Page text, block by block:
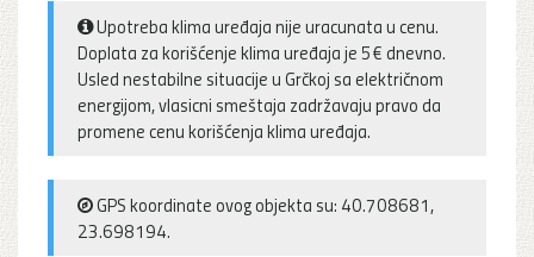
Upotreba klima uređaja nije uracunata u cenu.
Doplata za korišćenje klima uređaja je 5€ dnevno.
Usled nestabilne situacije u Grčkoj sa električnom
energijom, vlasicni smeštaja zadržavaju pravo da
promene cenu korišćenja klima uređaja.
GPS koordinate ovog objekta su: 40.708681,
23.698194.